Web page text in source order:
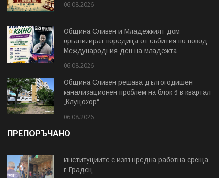
06.08.2026
Община Сливен и Младежкият дом
организират поредица от събития по повод
Международния ден на младежта
06.08.2026
Община Сливен решава дългогодишен
канализационен проблем на блок 6 в квартал
„Клуцохор“
06.08.2026
ПРЕПОРЪЧАНО
Институциите с извънредна работна среща
в Градец